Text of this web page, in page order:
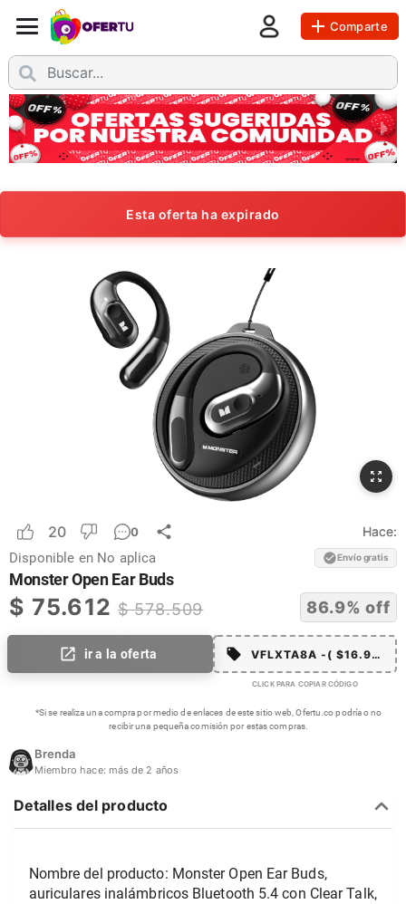
Comparte
Esta oferta ha expirado
20 0 Hace:
Disponible en No aplica Envío gratis
Monster Open Ear Buds
$ 75.612 $578.509 86.9% off
ir a la oferta VFLXTA8A -( $16.99
CLICK PARA COPIAR CÓDIGO
*Si se realiza una compra por medio de enlaces de este sitio web, Ofertu.co podría o no
recibir una pequeña comisión por estas compras.
Brenda
Miembro hace: más de 2 años
Detalles del producto
Nombre del producto: Monster Open Ear Buds,
auriculares inalámbricos Bluetooth 5.4 con Clear Talk,